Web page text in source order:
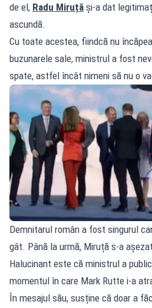
de el, Radu Miruță și-a dat
ascundă.
Cu toate acestea, fiindcă nu
buzunarele sale, ministrul a fost
spate, astfel încât nimeni să nu o
Demnitarul român a fost singurul
gât. Până la urmă, Miruță s-a
Halucinant este că ministrul a
momentul în care Mark Rutte i-a
În mesajul său, susține că doar a